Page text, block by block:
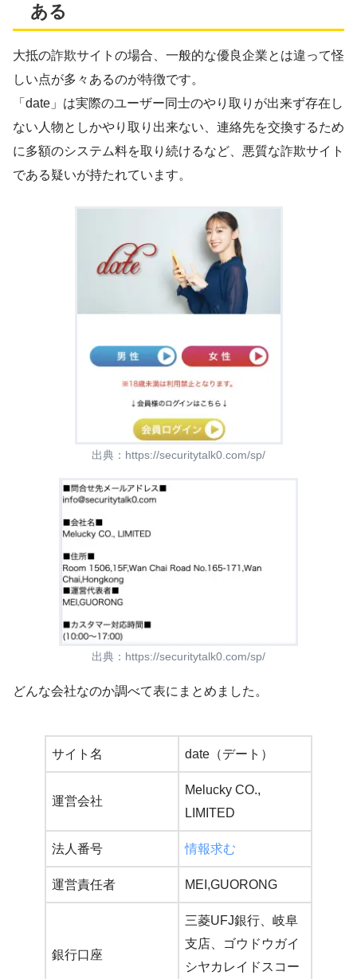
ある
大抵の詐欺サイトの場合、一般的な優良企業とは違って怪
しい点が多々あるのが特徴です。
「date」は実際のユーザー同士のやり取りが出来ず存在し
ない人物としかやり取り出来ない、連絡先を交換するため
に多額のシステム料を取り続けるなど、悪質な詐欺サイト
である疑いが持たれています。
出典： https://securitytalk0.com/sp/
出典： https://securitytalk0.com/sp/
どんな会社なのか調べて表にまとめました。
サイト名 date（デート）
運営会社
Melucky CO.,
LIMITED
法人番号 情報求む
運営責任者 MEI,GUORONG
銀行口座
三菱UFJ銀行、岐阜
支店、ゴウドウガイ
シヤカレイドスコー